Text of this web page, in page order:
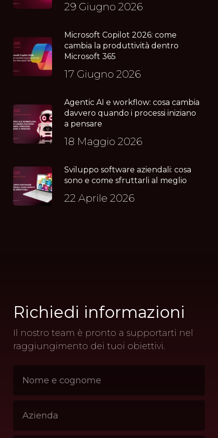
29 Giugno 2026
Microsoft Copilot 2026: come
cambia la produttività dentro
Microsoft 365
17 Giugno 2026
Agentic AI e workflow: cosa cambia
davvero quando i processi iniziano
a pensare
18 Maggio 2026
Sviluppo software aziendali: cosa
sono e come sfruttarli al meglio
22 Aprile 2026
Richiedi informazioni
Il nostro team è pronto a supportarti nel
raggiungimento dei tuoi obiettivi.